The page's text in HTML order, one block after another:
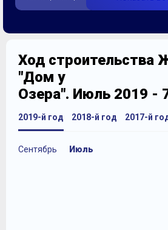
Ход строительства
"Дом у
Озера". Июль 2019 -
2019-й год
Сентябрь Июль
2018-й год 2017-й